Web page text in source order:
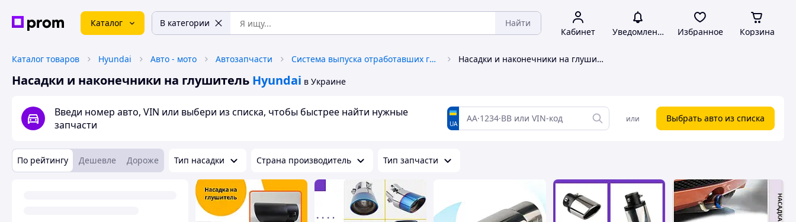
Каталог В категории Найти
Кабинет Уведомления Избранное Корзина
Каталог товаров Hyundai Авто - мото Автозапчасти Система выпуска отработавших газов Насадки и наконечники на глушитель Hyundai
Насадки и наконечники на глушитель Hyundai в Украине
Введи номер авто, VIN или выбери из списка, чтобы быстрее найти нужные
запчасти
UA или Выбрать авто из списка
По рейтингу Дешевле Дороже Тип насадки Страна производитель Тип запчасти